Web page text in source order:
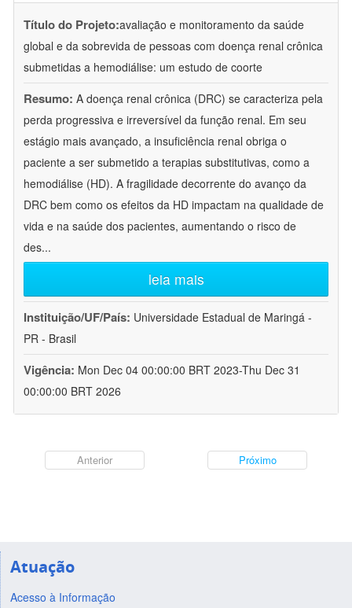
Título do Projeto:avaliação e monitoramento da saúde
global e da sobrevida de pessoas com doença renal crônica
submetidas a hemodiálise: um estudo de coorte
Resumo: A doença renal crônica (DRC) se caracteriza pela
perda progressiva e irreversível da função renal. Em seu
estágio mais avançado, a insuficiência renal obriga o
paciente a ser submetido a terapias substitutivas, como a
hemodiálise (HD). A fragilidade decorrente do avanço da
DRC bem como os efeitos da HD impactam na qualidade de
vida e na saúde dos pacientes, aumentando o risco de
des...
leia mais
Instituição/UF/País: Universidade Estadual de Maringá -
PR - Brasil
Vigência: Mon Dec 04 00:00:00 BRT 2023-Thu Dec 31
00:00:00 BRT 2026
Anterior Próximo
Atuação
Acesso à Informação